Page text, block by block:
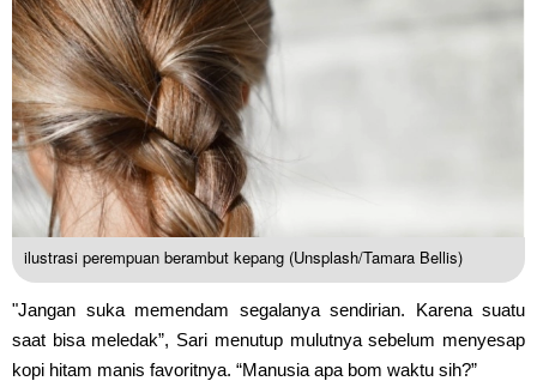
ilustrasi perempuan berambut kepang (Unsplash/Tamara Bellis)
"Jangan suka memendam segalanya sendirian. Karena suatu
saat bisa meledak”, Sari menutup mulutnya sebelum menyesap
kopi hitam manis favoritnya. “Manusia apa bom waktu sih?”